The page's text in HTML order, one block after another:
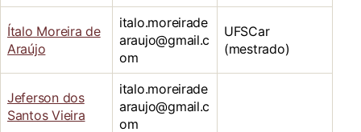
Ítalo Moreira de
Araújo
italo.moreirade
araujo@gmail.c
om
UFSCar
(mestrado)
Jeferson dos
Santos Vieira
italo.moreirade
araujo@gmail.c
om